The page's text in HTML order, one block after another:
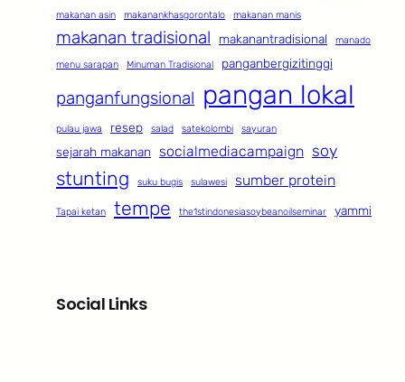
makanan asin makanankhasgorontalo makanan manis
makanan tradisional makanantradisional manado
menu sarapan Minuman Tradisional panganbergizitinggi
panganfungsional pangan lokal
pulau jawa resep salad satekolombi sayuran
sejarah makanan socialmediacampaign soy
stunting suku bugis sulawesi sumber protein
Tapai ketan tempe the1stindonesiasoybeanoilseminar yammi
Social Links